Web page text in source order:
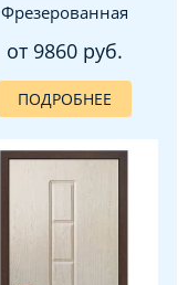
Фрезерованная
от 9860 руб.
ПОДРОБНЕЕ